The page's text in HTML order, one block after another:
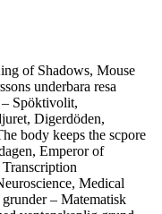
of Shadows, Mouse
underbara resa
– Spöktivolit,
Digerdöden,
body keeps the scpore
Emperor of
Medical
– Matematisk